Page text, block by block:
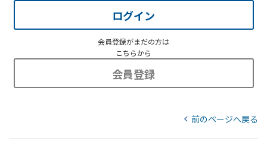
ログイン
会員登録がまだの方は
こちらから
会員登録
前のページへ戻る